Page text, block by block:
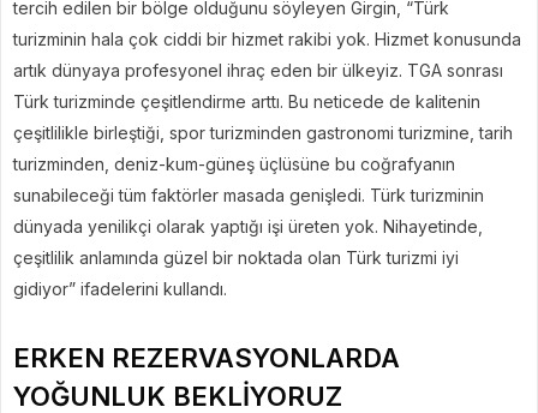
tercih edilen bir bölge olduğunu söyleyen Girgin, “Türk
turizminin hala çok ciddi bir hizmet rakibi yok. Hizmet konusunda
artık dünyaya profesyonel ihraç eden bir ülkeyiz. TGA sonrası
Türk turizminde çeşitlendirme arttı. Bu neticede de kalitenin
çeşitlilikle birleştiği, spor turizminden gastronomi turizmine, tarih
turizminden, deniz-kum-güneş üçlüsüne bu coğrafyanın
sunabileceği tüm faktörler masada genişledi. Türk turizminin
dünyada yenilikçi olarak yaptığı işi üreten yok. Nihayetinde,
çeşitlilik anlamında güzel bir noktada olan Türk turizmi iyi
gidiyor” ifadelerini kullandı.
ERKEN REZERVASYONLARDA
YOĞUNLUK BEKLİYORUZ